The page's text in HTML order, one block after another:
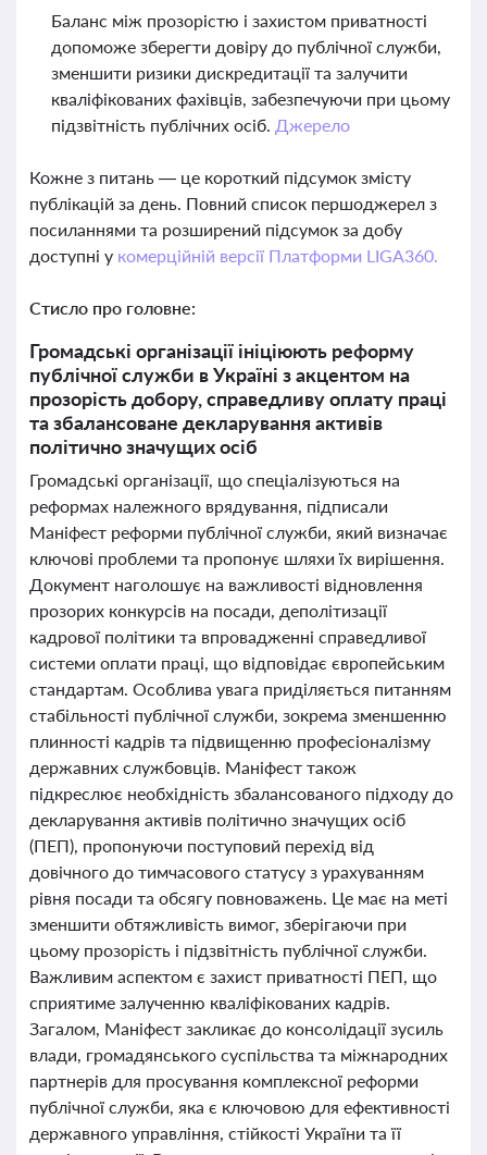
Баланс між прозорістю і захистом приватності
допоможе зберегти довіру до публічної служби,
зменшити ризики дискредитації та залучити
кваліфікованих фахівців, забезпечуючи при цьому
підзвітність публічних осіб. Джерело
Кожне з питань — це короткий підсумок змісту
публікацій за день. Повний список першоджерел з
посиланнями та розширений підсумок за добу
доступні у комерційній версії Платформи LIGA360.
Стисло про головне:
Громадські організації ініціюють реформу
публічної служби в Україні з акцентом на
прозорість добору, справедливу оплату праці
та збалансоване декларування активів
політично значущих осіб
Громадські організації, що спеціалізуються на
реформах належного врядування, підписали
Маніфест реформи публічної служби, який визначає
ключові проблеми та пропонує шляхи їх вирішення.
Документ наголошує на важливості відновлення
прозорих конкурсів на посади, деполітизації
кадрової політики та впровадженні справедливої
системи оплати праці, що відповідає європейським
стандартам. Особлива увага приділяється питанням
стабільності публічної служби, зокрема зменшенню
плинності кадрів та підвищенню професіоналізму
державних службовців. Маніфест також
підкреслює необхідність збалансованого підходу до
декларування активів політично значущих осіб
(ПЕП), пропонуючи поступовий перехід від
довічного до тимчасового статусу з урахуванням
рівня посади та обсягу повноважень. Це має на меті
зменшити обтяжливість вимог, зберігаючи при
цьому прозорість і підзвітність публічної служби.
Важливим аспектом є захист приватності ПЕП, що
сприятиме залученню кваліфікованих кадрів.
Загалом, Маніфест закликає до консолідації зусиль
влади, громадянського суспільства та міжнародних
партнерів для просування комплексної реформи
публічної служби, яка є ключовою для ефективності
державного управління, стійкості України та її